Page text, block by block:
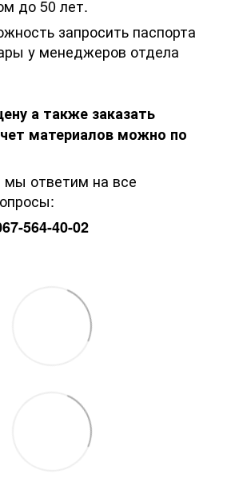
до 50 лет.
запросить паспорта
у менеджеров отдела
а также заказать
материалов можно по
мы ответим на все
564-40-02